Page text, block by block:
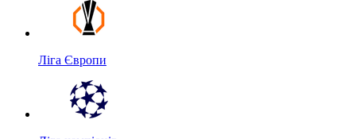
Ліга Європи